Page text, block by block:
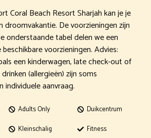
Coral Beach Resort Sharjah kan je je
droomvakantie. De voorzieningen zijn
onderstaande tabel delen we een
voorzieningen. Advies:
een kinderwagen, late check-out of
(allergieën) zijn soms
individuele aanvraag.
Adults Only
Kleinschalig
Duikcentrum
Fitness